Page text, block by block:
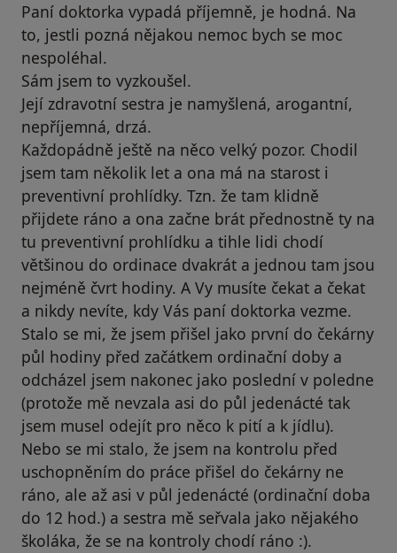
Paní doktorka vypadá příjemně, je hodná. Na
to, jestli pozná nějakou nemoc bych se moc
nespoléhal.
Sám jsem to vyzkoušel.
Její zdravotní sestra je namyšlená, arogantní,
nepříjemná, drzá.
Každopádně ještě na něco velký pozor. Chodil
jsem tam několik let a ona má na starost i
preventivní prohlídky. Tzn. že tam klidně
přijdete ráno a ona začne brát přednostně ty na
tu preventivní prohlídku a tihle lidi chodí
většinou do ordinace dvakrát a jednou tam jsou
nejméně čvrt hodiny. A Vy musíte čekat a čekat
a nikdy nevíte, kdy Vás paní doktorka vezme.
Stalo se mi, že jsem přišel jako první do čekárny
půl hodiny před začátkem ordinační doby a
odcházel jsem nakonec jako poslední v poledne
(protože mě nevzala asi do půl jedenácté tak
jsem musel odejít pro něco k pití a k jídlu).
Nebo se mi stalo, že jsem na kontrolu před
uschopněním do práce přišel do čekárny ne
ráno, ale až asi v půl jedenácté (ordinační doba
do 12 hod.) a sestra mě seřvala jako nějakého
školáka, že se na kontroly chodí ráno :).